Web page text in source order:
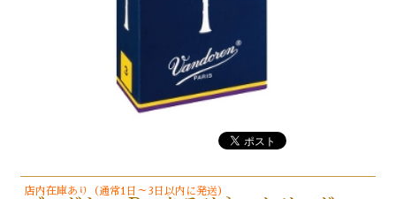
店内在庫あり（通常1日～3日以内に発送）